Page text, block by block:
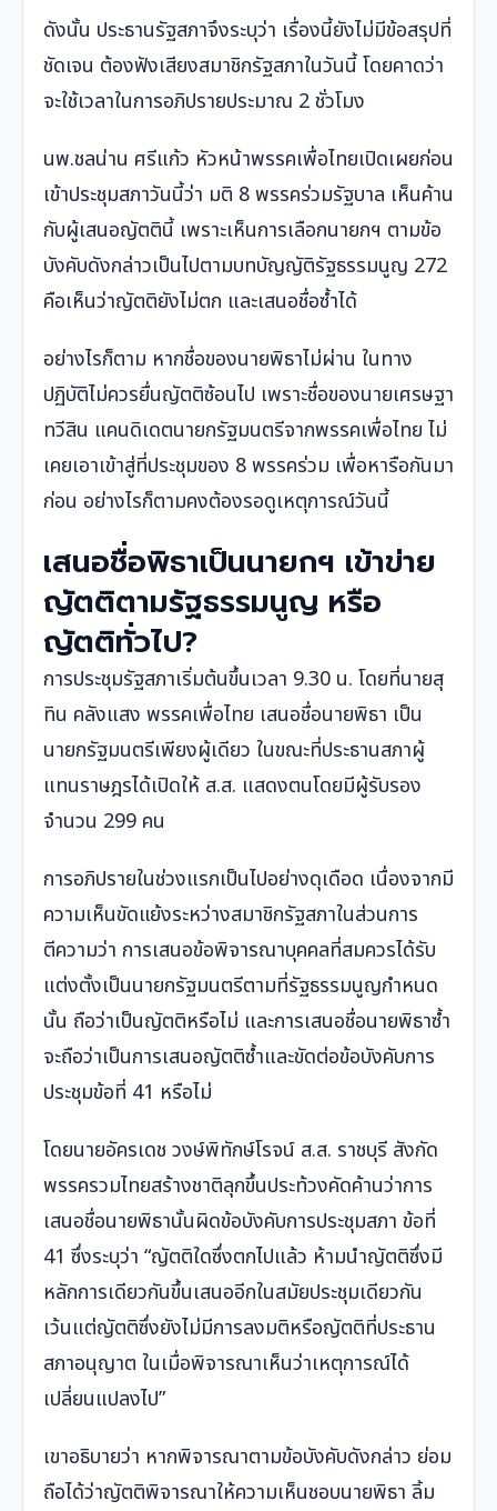
ดังนั้น ประธานรัฐสภาจึงระบุว่า เรื่องนี้ยังไม่มีข้อสรุปที่
ชัดเจน ต้องฟังเสียงสมาชิกรัฐสภาในวันนี้ โดยคาดว่า
จะใช้เวลาในการอภิปรายประมาณ 2 ชั่วโมง
นพ.ชลน่าน ศรีแก้ว หัวหน้าพรรคเพื่อไทยเปิดเผยก่อน
เข้าประชุมสภาวันนี้ว่า มติ 8 พรรคร่วมรัฐบาล เห็นค้าน
กับผู้เสนอญัตตินี้ เพราะเห็นการเลือกนายกฯ ตามข้อ
บังคับดังกล่าวเป็นไปตามบทบัญญัติรัฐธรรมนูญ 272
คือเห็นว่าญัตติยังไม่ตก และเสนอชื่อซ้ำได้
อย่างไรก็ตาม หากชื่อของนายพิธาไม่ผ่าน ในทาง
ปฏิบัติไม่ควรยื่นญัตติซ้อนไป เพราะชื่อของนายเศรษฐา
ทวีสิน แคนดิเดตนายกรัฐมนตรีจากพรรคเพื่อไทย ไม่
เคยเอาเข้าสู่ที่ประชุมของ 8 พรรคร่วม เพื่อหารือกันมา
ก่อน อย่างไรก็ตามคงต้องรอดูเหตุการณ์วันนี้
เสนอชื่อพิธาเป็นนายกฯ เข้าข่าย
ญัตติตามรัฐธรรมนูญ หรือ
ญัตติทั่วไป?
การประชุมรัฐสภาเริ่มต้นขึ้นเวลา 9.30 น. โดยที่นายสุ
ทิน คลังแสง พรรคเพื่อไทย เสนอชื่อนายพิธา เป็น
นายกรัฐมนตรีเพียงผู้เดียว ในขณะที่ประธานสภาผู้
แทนราษฎรได้เปิดให้ ส.ส. แสดงตนโดยมีผู้รับรอง
จำนวน 299 คน
การอภิปรายในช่วงแรกเป็นไปอย่างดุเดือด เนื่องจากมี
ความเห็นขัดแย้งระหว่างสมาชิกรัฐสภาในส่วนการ
ตีความว่า การเสนอข้อพิจารณาบุคคลที่สมควรได้รับ
แต่งตั้งเป็นนายกรัฐมนตรีตามที่รัฐธรรมนูญกำหนด
นั้น ถือว่าเป็นญัตติหรือไม่ และการเสนอชื่อนายพิธาซ้ำ
จะถือว่าเป็นการเสนอญัตติซ้ำและขัดต่อข้อบังคับการ
ประชุมข้อที่ 41 หรือไม่
โดยนายอัครเดช วงษ์พิทักษ์โรจน์ ส.ส. ราชบุรี สังกัด
พรรครวมไทยสร้างชาติลุกขึ้นประท้วงคัดค้านว่าการ
เสนอชื่อนายพิธานั้นผิดข้อบังคับการประชุมสภา ข้อที่
41 ซึ่งระบุว่า “ญัตติใดซึ่งตกไปแล้ว ห้ามนำญัตติซึ่งมี
หลักการเดียวกันขึ้นเสนออีกในสมัยประชุมเดียวกัน
เว้นแต่ญัตติซึ่งยังไม่มีการลงมติหรือญัตติที่ประธาน
สภาอนุญาต ในเมื่อพิจารณาเห็นว่าเหตุการณ์ได้
เปลี่ยนแปลงไป”
เขาอธิบายว่า หากพิจารณาตามข้อบังคับดังกล่าว ย่อม
ถือได้ว่าญัตติพิจารณาให้ความเห็นชอบนายพิธา ลิ้ม